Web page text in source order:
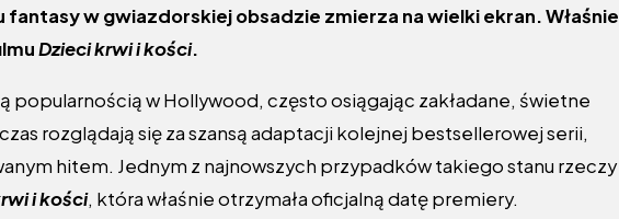
w gwiazdorskiej obsadzie zmierza na wielki ekran. Właśnie
Dzieci krwi i kości.
popularnością w Hollywood, często osiągając zakładane, świetne
rozglądają się za szansą adaptacji kolejnej bestsellerowej serii,
hitem. Jednym z najnowszych przypadków takiego stanu rzeczy
i kości, która właśnie otrzymała oficjalną datę premiery.